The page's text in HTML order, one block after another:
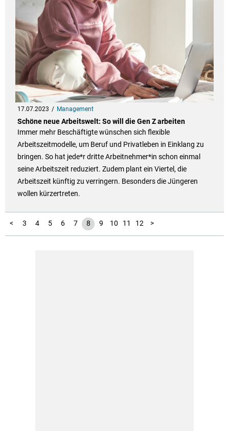
17.07.2023 Management
Schöne neue Arbeitswelt: So will die Gen Z arbeiten
Immer mehr Beschäftigte wünschen sich flexible
Arbeitszeitmodelle, um Beruf und Privatleben in Einklang zu
bringen. So hat jede*r dritte Arbeitnehmer*in schon einmal
seine Arbeitszeit reduziert. Zudem plant ein Viertel, die
Arbeitszeit künftig zu verringern. Besonders die Jüngeren
wollen kürzertreten.
<
1
2 3 4 5 6 7 8 9 10 11 12 >